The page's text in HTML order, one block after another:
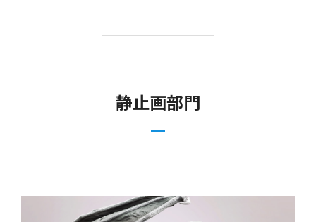
静止画部門